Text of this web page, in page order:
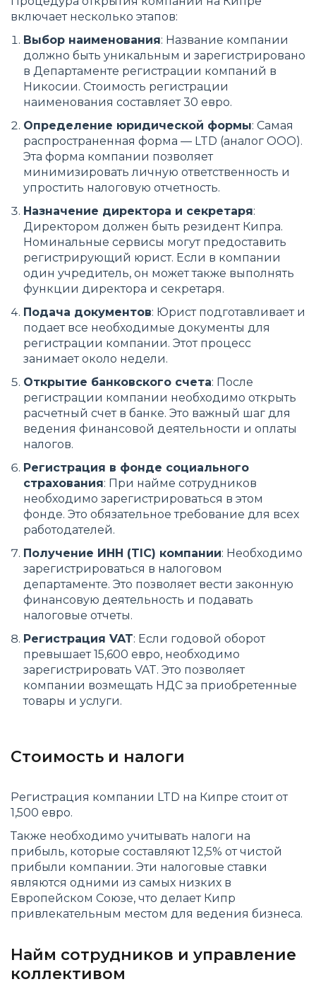
включает несколько этапов:
Выбор наименования: Название компании
должно быть уникальным и зарегистрировано
в Департаменте регистрации компаний в
Никосии. Стоимость регистрации
наименования составляет 30 евро.
Определение юридической формы: Самая
распространенная форма — LTD (аналог ООО).
Эта форма компании позволяет
минимизировать личную ответственность и
упростить налоговую отчетность.
Назначение директора и секретаря:
Директором должен быть резидент Кипра.
Номинальные сервисы могут предоставить
регистрирующий юрист. Если в компании
один учредитель, он может также выполнять
функции директора и секретаря.
Подача документов: Юрист подготавливает и
подает все необходимые документы для
регистрации компании. Этот процесс
занимает около недели.
Открытие банковского счета: После
регистрации компании необходимо открыть
расчетный счет в банке. Это важный шаг для
ведения финансовой деятельности и оплаты
налогов.
Регистрация в фонде социального
страхования: При найме сотрудников
необходимо зарегистрироваться в этом
фонде. Это обязательное требование для всех
работодателей.
Получение ИНН (TIC) компании: Необходимо
зарегистрироваться в налоговом
департаменте. Это позволяет вести законную
финансовую деятельность и подавать
налоговые отчеты.
Регистрация VAT: Если годовой оборот
превышает 15,600 евро, необходимо
зарегистрировать VAT. Это позволяет
компании возмещать НДС за приобретенные
товары и услуги.
Стоимость и налоги
Регистрация компании LTD на Кипре стоит от
1,500 евро.
Также необходимо учитывать налоги на
прибыль, которые составляют 12,5% от чистой
прибыли компании. Эти налоговые ставки
являются одними из самых низких в
Европейском Союзе, что делает Кипр
привлекательным местом для ведения бизнеса.
Найм сотрудников и управление
коллективом